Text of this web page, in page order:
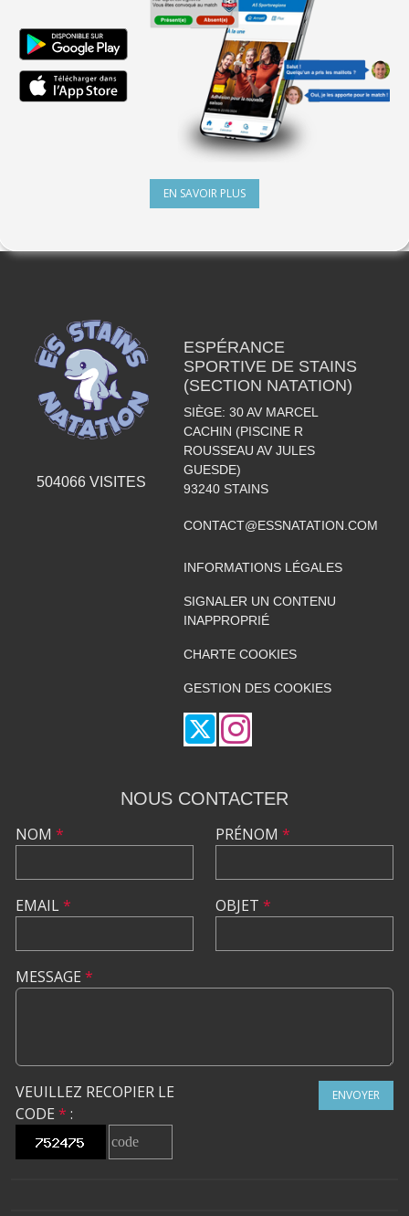
EN SAVOIR PLUS
504066 VISITES
ESPÉRANCE
SPORTIVE DE STAINS
(SECTION NATATION)
SIÈGE: 30 AV MARCEL
CACHIN (PISCINE R
ROUSSEAU AV JULES
GUESDE)
93240 STAINS
CONTACT@ESSNATATION.COM
INFORMATIONS LÉGALES
SIGNALER UN CONTENU
INAPPROPRIÉ
CHARTE COOKIES
GESTION DES COOKIES
NOUS CONTACTER
NOM *
EMAIL*
PRÉNOM *
OBJET *
MESSAGE *
VEUILLEZ RECOPIER LE
CODE * :
ENVOYER